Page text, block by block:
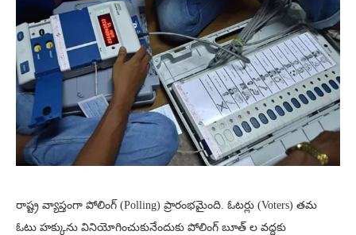
రాష్ట్ర వ్యాప్తంగా పోలింగ్ (Polling) ప్రారంభమైంది. ఓటర్లు (Voters) తమ
ఓటు హక్కును వినియోగించుకునేందుకు పోలింగ్ బూత్ ల వద్దకు